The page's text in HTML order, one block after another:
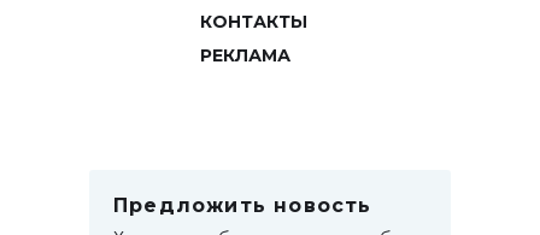
КОНТАКТЫ
РЕКЛАМА
Предложить новость